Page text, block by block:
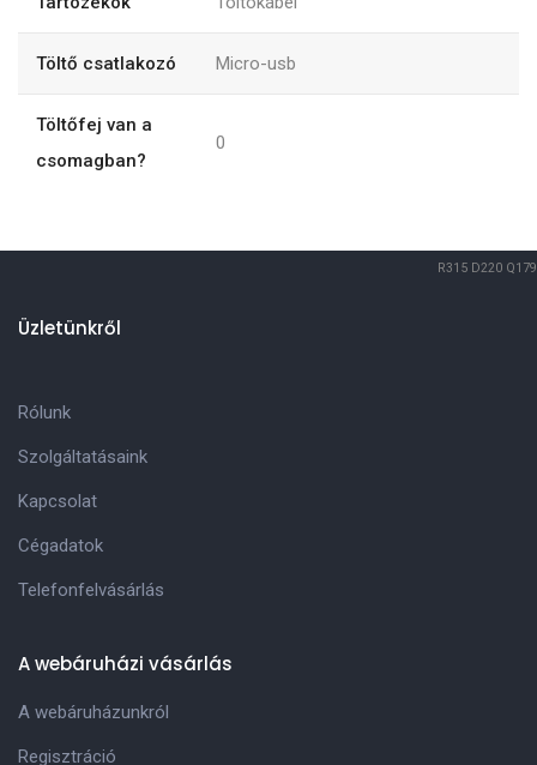
Töltő csatlakozó Micro-usb
Töltőfej van a
csomagban?
0
R315 D220 Q179
Üzletünkről
Rólunk
Szolgáltatásaink
Kapcsolat
Cégadatok
Telefonfelvásárlás
A webáruházi vásárlás
A webáruházunkról
Regisztráció